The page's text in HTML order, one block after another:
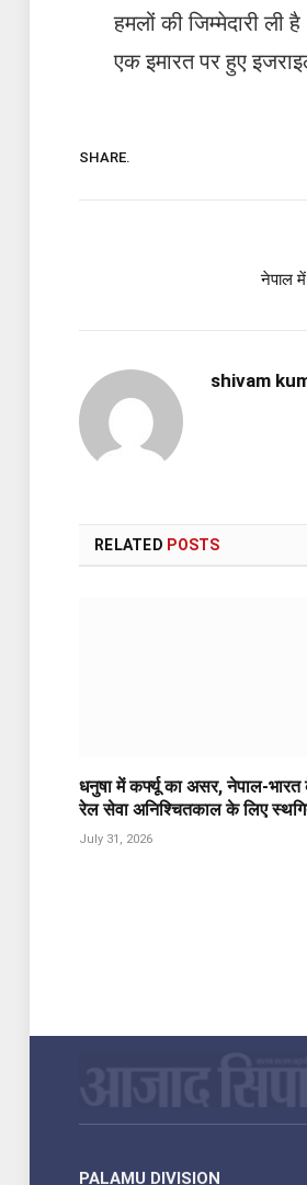
हमलों की जिम्मेदारी
एक इमारत पर हुए
SHARE.
नेपाल
shivam
RELATED POSTS
धनुषा में कर्फ्यू का असर, नेपाल-भारत
रेल सेवा अनिश्चितकाल के लिए
July 31, 2026
PALAMU DIVISION